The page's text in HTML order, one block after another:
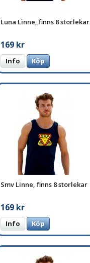
Luna Linne, finns 8 storlekar
169 kr
Info Köp
Smv Linne, finns 8 storlekar
169 kr
Info Köp